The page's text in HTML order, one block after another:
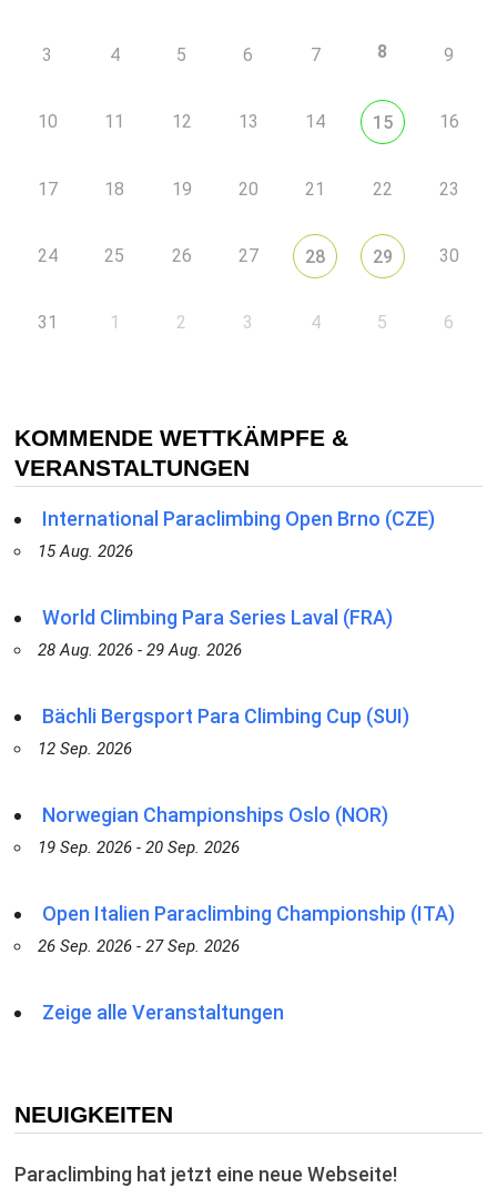
3 4 5 6 7 8 9
10 11 12 13 14 15 16
17 18 19 20 21 22 23
24 25 26 27 28 29 30
31 1 2 3 4 5 6
KOMMENDE WETTKÄMPFE &
VERANSTALTUNGEN
International Paraclimbing Open Brno (CZE)
15 Aug. 2026
World Climbing Para Series Laval (FRA)
28 Aug. 2026 - 29 Aug. 2026
Bächli Bergsport Para Climbing Cup (SUI)
12 Sep. 2026
Norwegian Championships Oslo (NOR)
19 Sep. 2026 - 20 Sep. 2026
Open Italien Paraclimbing Championship (ITA)
26 Sep. 2026 - 27 Sep. 2026
Zeige alle Veranstaltungen
NEUIGKEITEN
Paraclimbing hat jetzt eine neue Webseite!